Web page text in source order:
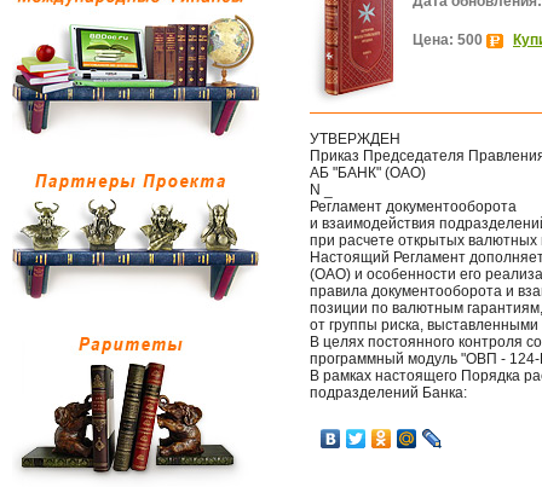
Цена: 500
УТВЕРЖДЕН
Приказ Председателя
АБ "БАНК" (ОАО)
N _
Регламент документооборота
и взаимодействия
при расчете открытых валютных
Настоящий Регламент
(ОАО) и особенности его
правила документооборота и
позиции по валютным
от группы риска,
В целях постоянного контроля
программный модуль "ОВП -
В рамках настоящего Порядка
подразделений Банка: